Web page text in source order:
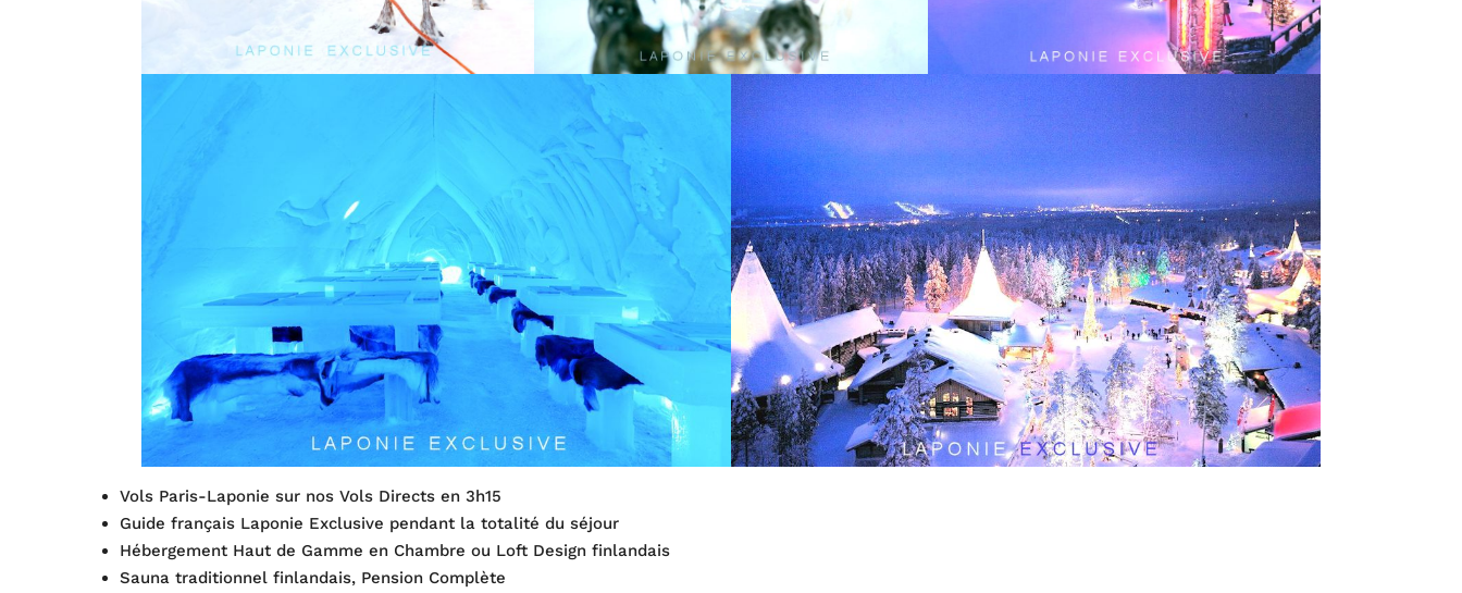
Vols Paris-Laponie sur nos Vols Directs en 3h15
Guide français Laponie Exclusive pendant la totalité du séjour
Hébergement Haut de Gamme en Chambre ou Loft Design finlandais
Sauna traditionnel finlandais, Pension Complète